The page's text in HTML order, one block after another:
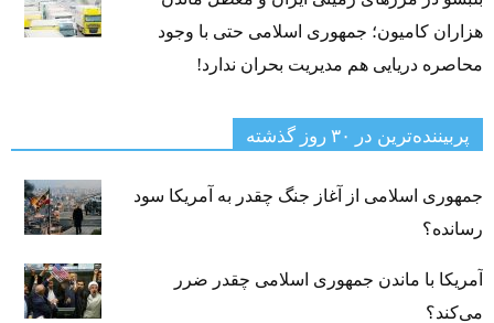
هزاران کامیون؛ جمهوری اسلامی حتی با وجود
محاصره دریایی هم مدیریت بحران ندارد!
پربیننده‌ترین‌ در ۳۰ روز گذشته
جمهوری اسلامی از آغاز جنگ چقدر به آمریکا سود
رسانده؟
آمریکا با ماندن جمهوری اسلامی چقدر ضرر
می‌کند؟